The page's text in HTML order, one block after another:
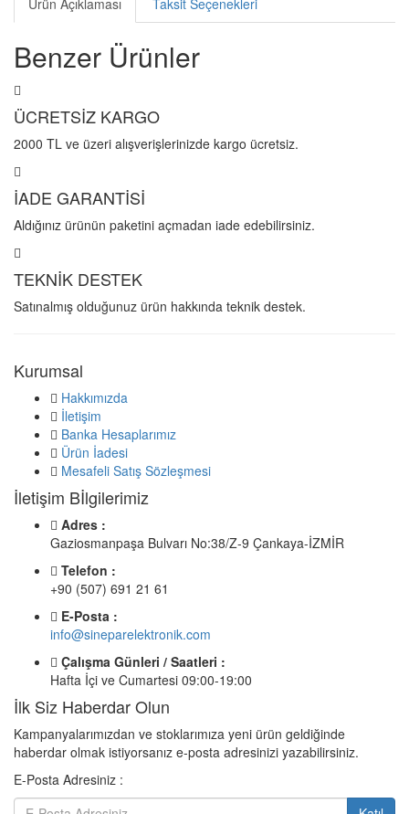
Benzer Ürünler
ÜCRETSİZ KARGO
2000 TL ve üzeri alışverişlerinizde kargo ücretsiz.
İADE GARANTİSİ
Aldığınız ürünün paketini açmadan iade edebilirsiniz.
TEKNİK DESTEK
Satınalmış olduğunuz ürün hakkında teknik destek.
Kurumsal
Hakkımızda
İletişim
Banka Hesaplarımız
Ürün İadesi
Mesafeli Satış Sözleşmesi
İletişim Bİlgilerimiz
Adres :
Gaziosmanpaşa Bulvarı No:38/Z-9 Çankaya-İZMİR
Telefon :
+90 (507) 691 21 61
E-Posta :
info@sineparelektronik.com
Çalışma Günleri / Saatleri :
Hafta İçi ve Cumartesi 09:00-19:00
İlk Siz Haberdar Olun
Kampanyalarımızdan ve stoklarımıza yeni ürün geldiğinde
haberdar olmak istiyorsanız e-posta adresinizi yazabilirsiniz.
E-Posta Adresiniz :